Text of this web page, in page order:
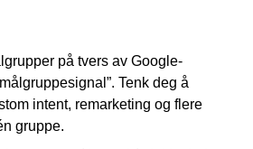
på tvers av Google-
Tenk deg å
intent, remarketing og flere
gruppe.